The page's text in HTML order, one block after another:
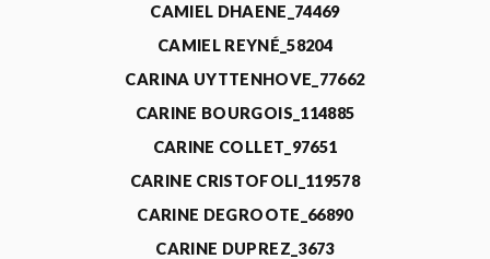
CAMIEL DHAENE_74469
CAMIEL REYNÉ_58204
CARINA UYTTENHOVE_77662
CARINE BOURGOIS_114885
CARINE COLLET_97651
CARINE CRISTOFOLI_119578
CARINE DEGROOTE_66890
CARINE DUPREZ_3673